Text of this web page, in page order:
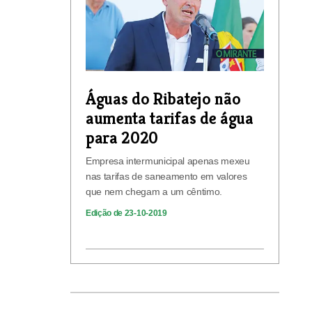
Águas do Ribatejo não
aumenta tarifas de água
para 2020
Empresa intermunicipal apenas mexeu
nas tarifas de saneamento em valores
que nem chegam a um cêntimo.
Edição de 23-10-2019